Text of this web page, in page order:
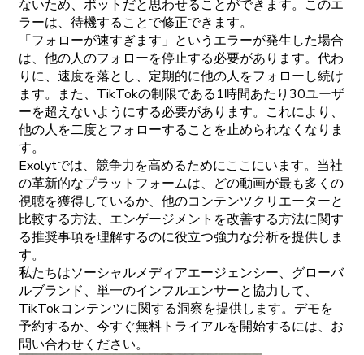
ないため、ボットだと思わせることができます。このエ
ラーは、待機することで修正できます。
「フォローが速すぎます」というエラーが発生した場合
は、他の人のフォローを停止する必要があります。代わ
りに、速度を落とし、定期的に他の人をフォローし続け
ます。また、TikTokの制限である1時間あたり30ユーザ
ーを超えないようにする必要があります。これにより、
他の人を二度とフォローすることを止められなくなりま
す。
Exolytでは、競争力を高めるためにここにいます。当社
の革新的なプラットフォームは、どの動画が最も多くの
視聴を獲得しているか、他のコンテンツクリエーターと
比較する方法、エンゲージメントを改善する方法に関す
る推奨事項を理解するのに役立つ強力な分析を提供しま
す。
私たちはソーシャルメディアエージェンシー、グローバ
ルブランド、単一のインフルエンサーと協力して、
TikTokコンテンツに関する洞察を提供します。デモを
予約するか、今すぐ無料トライアルを開始するには、お
問い合わせください。